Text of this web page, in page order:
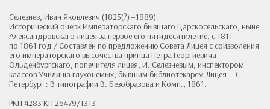
Селезнев, Иван Яковлевич (1825(?) −1889).
Исторический очерк Императорскаго бывшаго Царскосельскаго, ныне
Александровскаго лицея за первое его пятидесятилетие, с 1811
по 1861 год / Составлен по предложению Совета Лицея с соизволения
его императорскаго высочества принца Петра Георгиевича
Ольденбургскаго, попечителя лицея, И. Селезневым, инспектором
классов Училища глухонемых, бывшим библиотекарем Лицея — С.-
Петербург : В типографии В. Безобразова и Комп., 1861.
РКП 4283 КП 26479/1313